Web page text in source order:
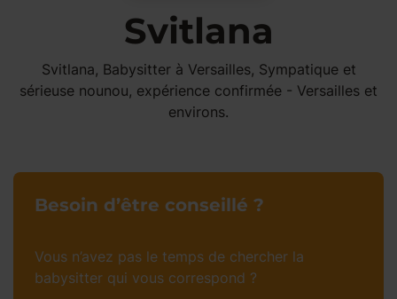
Svitlana
Svitlana, Babysitter à Versailles, Sympatique et
sérieuse nounou, expérience confirmée - Versailles et
environs.
Besoin d’être conseillé ?
Vous n’avez pas le temps de chercher la
babysitter qui vous correspond ?